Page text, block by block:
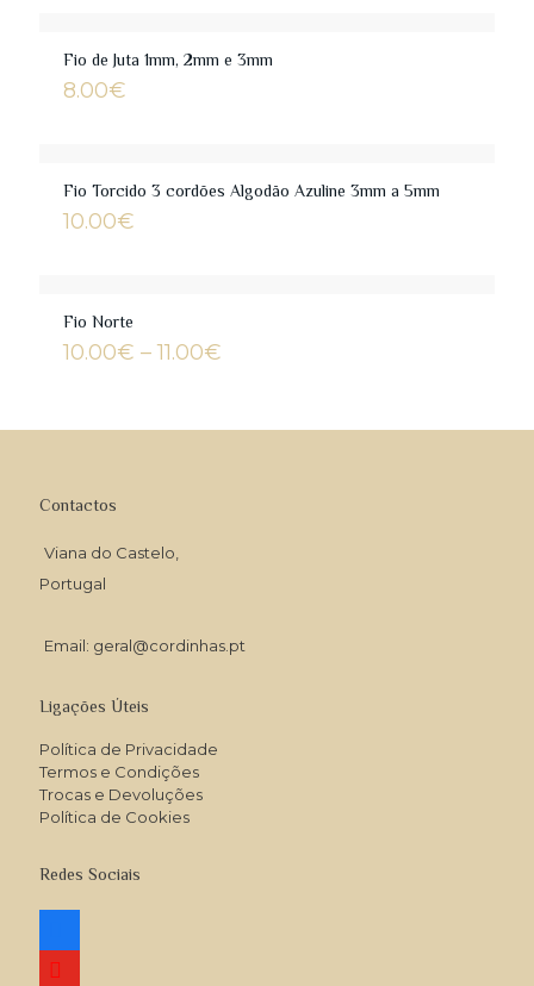
Fio de Juta 1mm, 2mm e 3mm
8.00€
Fio Torcido 3 cordões Algodão Azuline 3mm a 5mm
10.00€
Fio Norte
10.00€ – 11.00€
Contactos
Viana do Castelo,
Portugal
Email: geral@cordinhas.pt
Ligações Úteis
Política de Privacidade
Termos e Condições
Trocas e Devoluções
Política de Cookies
Redes Sociais
facebook
youtube